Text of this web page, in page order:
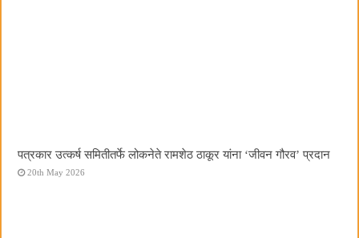
पत्रकार उत्कर्ष समितीतर्फे लोकनेते रामशेठ ठाकूर यांना ‌‘जीवन गौरव‌’ प्रदान
20th May 2026